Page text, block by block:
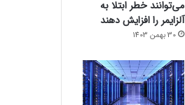
می‌توانند خطر ابتلا به
آلزایمر را افزایش دهند
30 بهمن 1403